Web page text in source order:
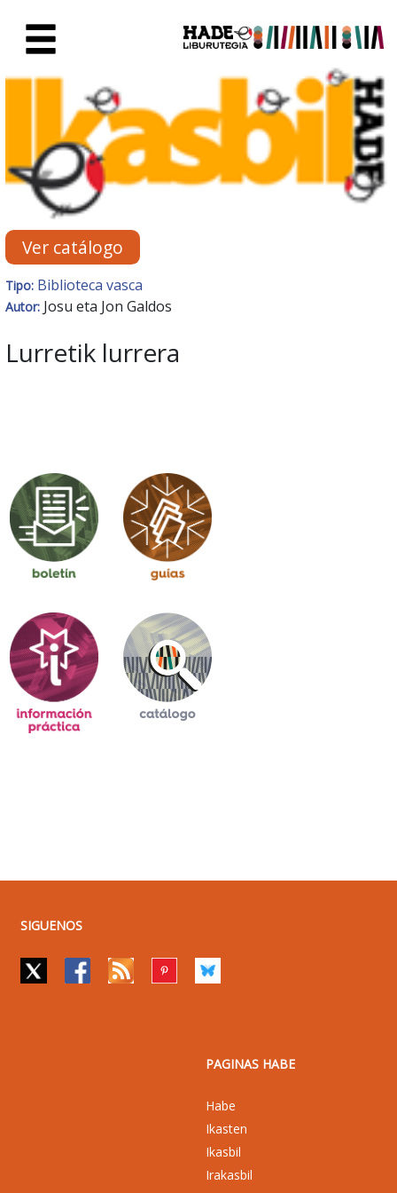
Ficha de Novedades -
Ver catálogo
Tipo: Biblioteca vasca
Autor: Josu eta Jon Galdos
Lurretik lurrera
SIGUENOS
PAGINAS HABE
Habe
Ikasten
Ikasbil
Irakasbil